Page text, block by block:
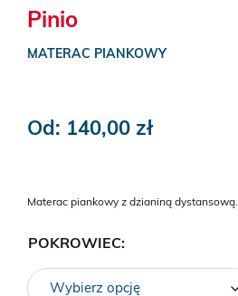
Pinio
MATERAC PIANKOWY
Od: 140,00 zł
Materac piankowy z dzianiną dystansową.
POKROWIEC: